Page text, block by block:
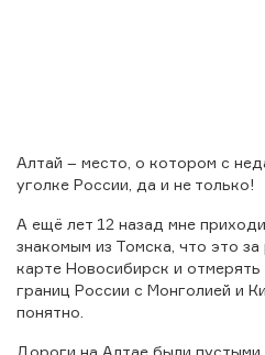
Алтай – место, о котором с
уголке России, да и не только!
А ещё лет 12 назад мне
знакомым из Томска, что это за
карте Новосибирск и
границ России с Монголией и
понятно.